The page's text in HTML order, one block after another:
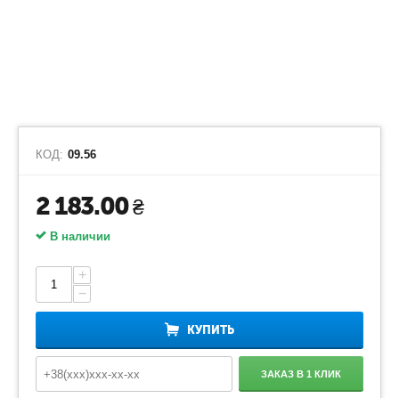
КОД: 09.56
2 183.00₴
В наличии
+
−
КУПИТЬ
ЗАКАЗ В 1 КЛИК